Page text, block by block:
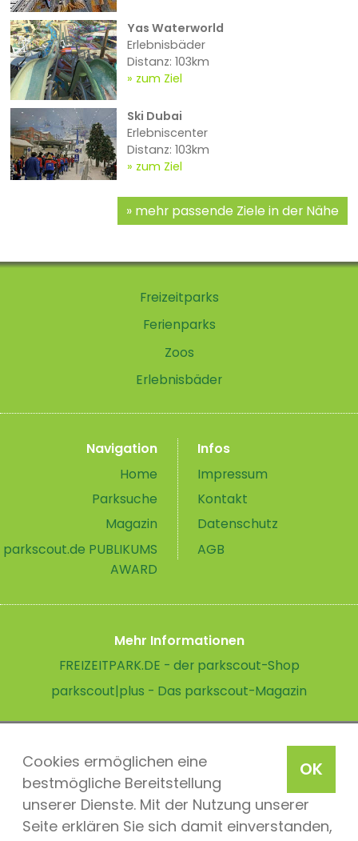
OK
Cookies ermöglichen eine
bestmögliche Bereitstellung
unserer Dienste. Mit der Nutzung unserer
Seite erklären Sie sich damit einverstanden,
Yas Waterworld
Erlebnisbäder
Distanz: 103km
zum Ziel
Ski Dubai
Erlebniscenter
Distanz: 103km
zum Ziel
mehr passende Ziele in der Nähe
Freizeitparks
Ferienparks
Zoos
Erlebnisbäder
Navigation
Home
Parksuche
Magazin
parkscout.de PUBLIKUMS
AWARD
Infos
Impressum
Kontakt
Datenschutz
AGB
Mehr Informationen
FREIZEITPARK.DE - der parkscout-Shop
parkscout|plus - Das parkscout-Magazin